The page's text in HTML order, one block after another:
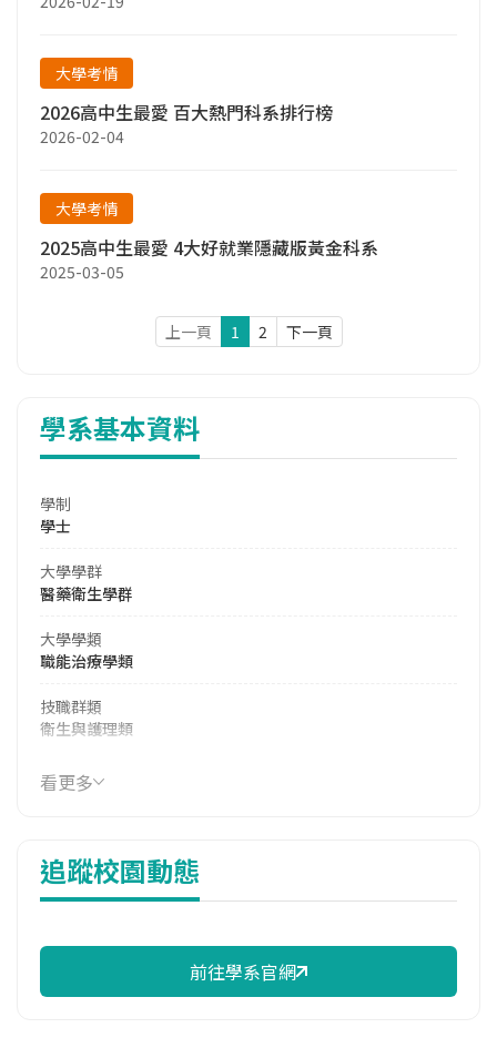
大學考情
2026高中生最愛 百大熱門科系排行榜
2026-02-04
大學考情
2025高中生最愛 4大好就業隱藏版黃金科系
2025-03-05
上一頁 1 2 下一頁
學系基本資料
學制
學士
大學學群
醫藥衛生學群
大學學類
職能治療學類
技職群類
衛生與護理類
114年學費
41,280 元/學期
16,920 元/學期
114年註冊率
113學年度下學期
看更多
追蹤校園動態
前往學系官網